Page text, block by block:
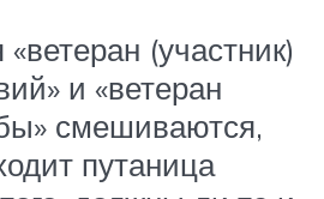
(участник)
и «ветеран
смешиваются,
путаница